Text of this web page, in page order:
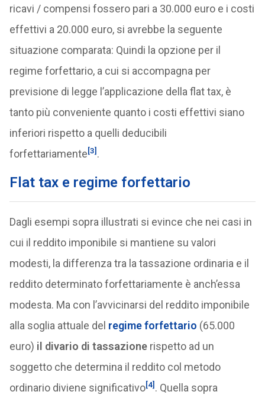
ricavi / compensi fossero pari a 30.000 euro e i costi
effettivi a 20.000 euro, si avrebbe la seguente
situazione comparata: Quindi la opzione per il
regime forfettario, a cui si accompagna per
previsione di legge l’applicazione della flat tax, è
tanto più conveniente quanto i costi effettivi siano
inferiori rispetto a quelli deducibili
forfettariamente[3] .
Flat tax e regime forfettario
Dagli esempi sopra illustrati si evince che nei casi in
cui il reddito imponibile si mantiene su valori
modesti, la differenza tra la tassazione ordinaria e il
reddito determinato forfettariamente è anch’essa
modesta. Ma con l’avvicinarsi del reddito imponibile
alla soglia attuale del regime forfettario (65.000
euro) il divario di tassazionerispetto ad un
soggetto che determina il reddito col metodo
ordinario diviene significativo[4] . Quella sopra